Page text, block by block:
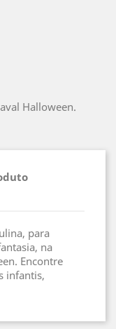
Halloween.
para
na
Encontre
infantis,